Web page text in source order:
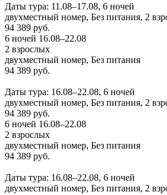
Даты тура: 11.08–17.08, 6 ночей
двухместный номер, Без питания, 2
94 389 руб.
6 ночей 16.08–22.08
2 взрослых
двухместный номер, Без питания
94 389 руб.
Даты тура: 16.08–22.08, 6 ночей
двухместный номер, Без питания, 2
94 389 руб.
6 ночей 16.08–22.08
2 взрослых
двухместный номер, Без питания
94 389 руб.
Даты тура: 16.08–22.08, 6 ночей
двухместный номер, Без питания, 2